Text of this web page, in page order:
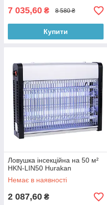
7 035,60 ₴ 8 580 ₴
Купити
Ловушка інсекційна на 50 м²
HKN-LIN50 Hurakan
Немає в наявності
2 087,60 ₴